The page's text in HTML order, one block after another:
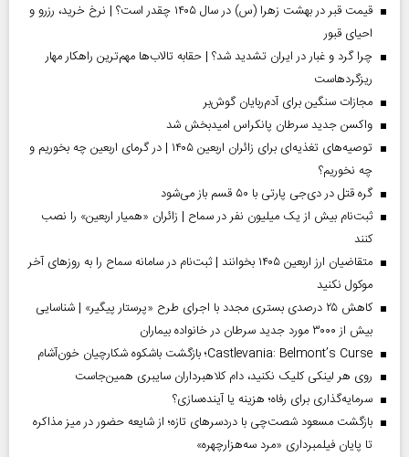
قیمت قبر در بهشت زهرا (س) در سال ۱۴۰۵ چقدر است؟ | نرخ خرید، رزرو و
احیای قبور
چرا گرد و غبار در ایران تشدید شد؟ | حقابه تالاب‌ها مهم‌ترین راهکار مهار
ریزگردهاست
مجازات سنگین برای آدم‌ربایان گوش‌بر
واکسن جدید سرطان پانکراس امیدبخش شد
توصیه‌های تغذیه‌ای برای زائران اربعین ۱۴۰۵ | در گرمای اربعین چه بخوریم و
چه نخوریم؟
گره قتل در دی‌جی پارتی با ۵۰ قسم باز می‌شود
ثبت‌نام بیش از یک میلیون نفر در سماح | زائران «همیار اربعین» را نصب
کنند
متقاضیان ارز اربعین ۱۴۰۵ بخوانند | ثبت‌نام در سامانه سماح را به روز‌های آخر
موکول نکنید
کاهش ۲۵ درصدی بستری مجدد با اجرای طرح «پرستار پیگیر» | شناسایی
بیش از ۳۰۰۰ مورد جدید سرطان در خانواده بیماران
Castlevania: Belmont’s Curse؛ بازگشت باشکوه شکارچیان خون‌آشام
روی هر لینکی کلیک نکنید، دام کلاهبرداران سایبری همین‌جاست
سرمایه‌گذاری برای رفاه؛ هزینه یا آینده‌سازی؟
بازگشت مسعود شصت‌چی با دردسر‌های تازه؛ از شایعه حضور در میز مذاکره
تا پایان فیلمبرداری «مرد سه‌هزارچهره»